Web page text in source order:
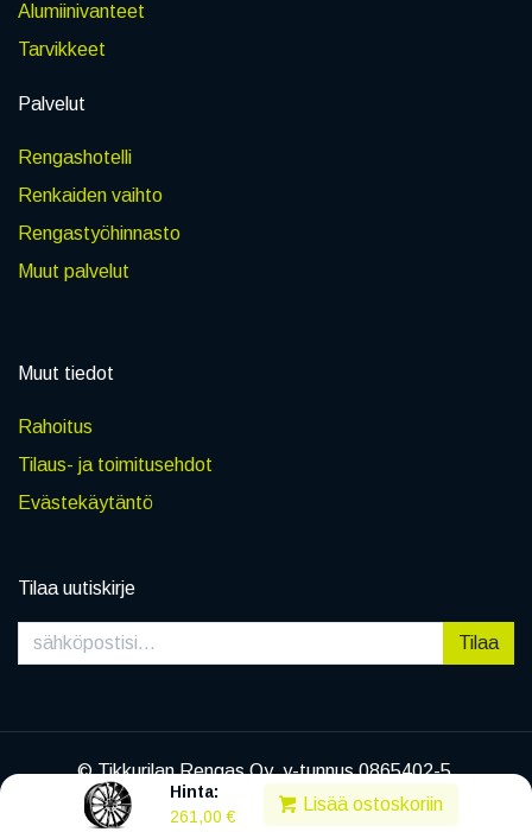
Hinta:
261,00 €
Lisää ostoskoriin
Alumiinivanteet
Tarvikkeet
Palvelut
Rengashotelli
Renkaiden vaihto
Rengastyöhinnasto
Muut palvelut
Muut tiedot
Rahoitus
Tilaus- ja toimitusehdot
Evästekäytäntö
Tilaa uutiskirje
Tilaa
© Tikkurilan Rengas Oy, y-tunnus 0865402-5
|Tietosuojaseloste